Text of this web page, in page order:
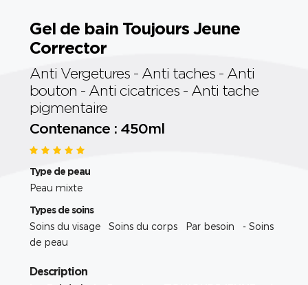
Gel de bain Toujours Jeune
Corrector
Anti Vergetures - Anti taches - Anti
bouton - Anti cicatrices - Anti tache
pigmentaire
Contenance : 450ml
Type de peau
Peau mixte
Types de soins
Soins du visage Soins du corps Par besoin - Soins
de peau
Description